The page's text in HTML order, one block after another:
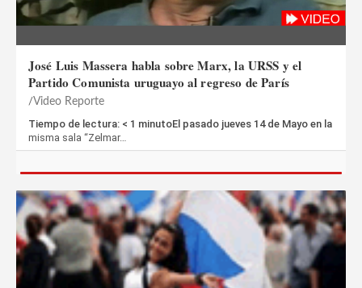
José Luis Massera habla sobre Marx, la URSS y el
Partido Comunista uruguayo al regreso de París
Video Reporte
Tiempo de lectura: < 1 minutoEl pasado jueves 14 de Mayo en la
misma sala “Zelmar…